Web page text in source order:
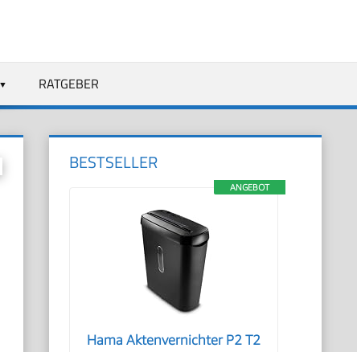
RATGEBER
BESTSELLER
ANGEBOT
Hama Aktenvernichter P2 T2